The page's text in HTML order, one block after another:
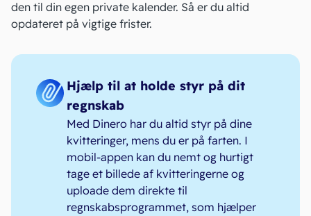
den til din egen private kalender. Så er du altid
opdateret på vigtige frister.
Hjælp til at holde styr på dit
regnskab
Med Dinero har du altid styr på dine
kvitteringer, mens du er på farten. I
mobil-appen kan du nemt og hurtigt
tage et billede af kvitteringerne og
uploade dem direkte til
regnskabsprogrammet, som hjælper